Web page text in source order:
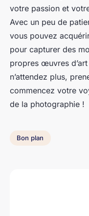
votre passion et
Avec un peu de
vous pouvez
pour capturer des
propres œuvres
n’attendez plus,
commencez votre
de la photographie !
Bon plan